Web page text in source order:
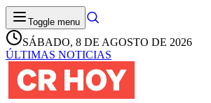
Toggle menu
SÁBADO, 8 DE AGOSTO DE 2026
ÚLTIMAS NOTICIAS